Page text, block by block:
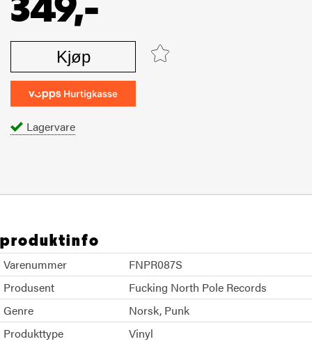
349,-
Kjøp
Lagervare
produktinfo
Varenummer
FNPR087S
Produsent
Fucking North Pole Records
Genre
Norsk Punk
Produkttype
Vinyl